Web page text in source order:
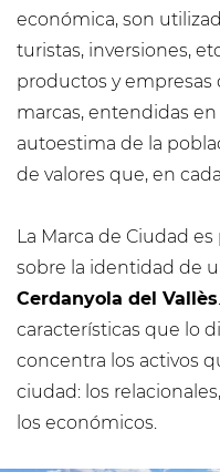
económica, son
turistas, inversiones,
productos y empresas
marcas, entendidas
autoestima de la
de valores que, en
La Marca de Ciudad
sobre la identidad de
Cerdanyola del Vallès
características que lo
concentra los activos
ciudad: los
los económicos.